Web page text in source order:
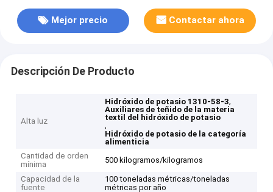
Mejor precio Contactar ahora
Descripción De Producto
Alta luz
Hidróxido de potasio 1310-58-3,
Auxiliares de teñido de la materia
textil del hidróxido de potasio
,
Hidróxido de potasio de la categoría
alimenticia
Cantidad de orden
mínima
500 kilogramos/kilogramos
Capacidad de la
fuente
100 toneladas métricas/toneladas
métricas por año